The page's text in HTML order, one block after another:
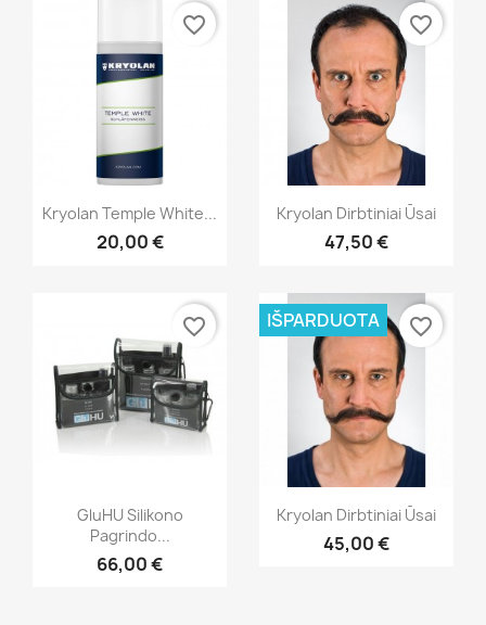
Greita peržiūra
Kryolan Temple White...
20,00 €
favorite_border
Greita peržiūra
Kryolan Dirbtiniai Ūsai
47,50 €
favorite_border
Greita peržiūra
GluHU Silikono
Pagrindo...
66,00 €
favorite_border
Greita peržiūra
Kryolan Dirbtiniai Ūsai
45,00 €
IŠPARDUOTA favorite_border